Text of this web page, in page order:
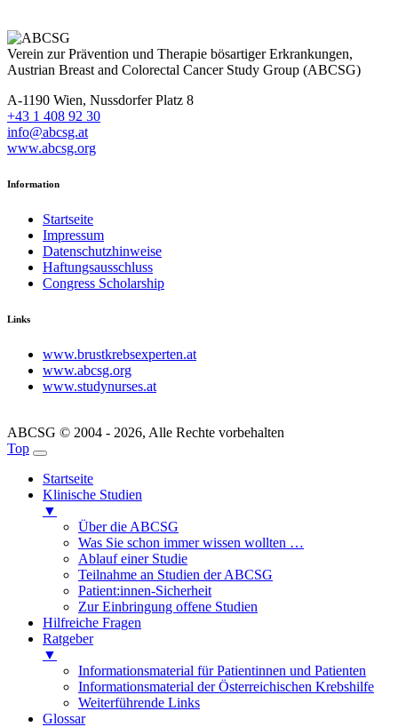
Verein zur Prävention und Therapie bösartiger Erkrankungen,
Austrian Breast and Colorectal Cancer Study Group (ABCSG)
A-1190 Wien, Nussdorfer Platz 8
+43 1 408 92 30
info@abcsg.at
www.abcsg.org
Information
Startseite
Impressum
Datenschutzhinweise
Haftungsausschluss
Congress Scholarship
Links
www.brustkrebsexperten.at
www.abcsg.org
www.studynurses.at
ABCSG © 2004 - 2026, Alle Rechte vorbehalten
Top
Startseite
Klinische Studien
▼
Über die ABCSG
Was Sie schon immer wissen wollten …
Ablauf einer Studie
Teilnahme an Studien der ABCSG
Patient:innen-Sicherheit
Zur Einbringung offene Studien
Hilfreiche Fragen
Ratgeber
▼
Informationsmaterial für Patientinnen und Patienten
Informationsmaterial der Österreichischen Krebshilfe
Weiterführende Links
Glossar